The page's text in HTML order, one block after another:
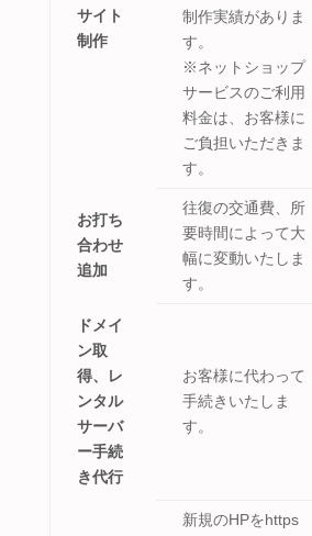
サイト
制作
制作実績がありま
す。
※ネットショップ
サービスのご利用
料金は、お客様に
ご負担いただきま
す。
お打ち
合わせ
追加
往復の交通費、所
要時間によって大
幅に変動いたしま
す。
ドメイ
ン取
得、レ
ンタル
サーバ
ー手続
き代行
お客様に代わって
手続きいたしま
す。
新規のHPをhttps